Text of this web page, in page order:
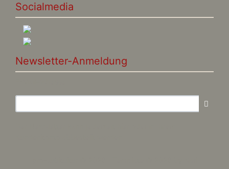
Socialmedia
Newsletter-Anmeldung